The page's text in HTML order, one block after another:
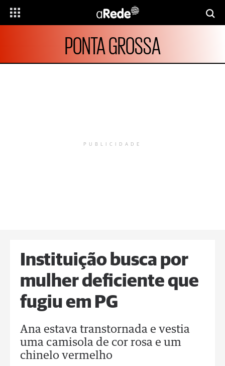
PONTA GROSSA
PUBLICIDADE
Instituição busca por
mulher deficiente que
fugiu em PG
Ana estava transtornada e vestia
uma camisola de cor rosa e um
chinelo vermelho